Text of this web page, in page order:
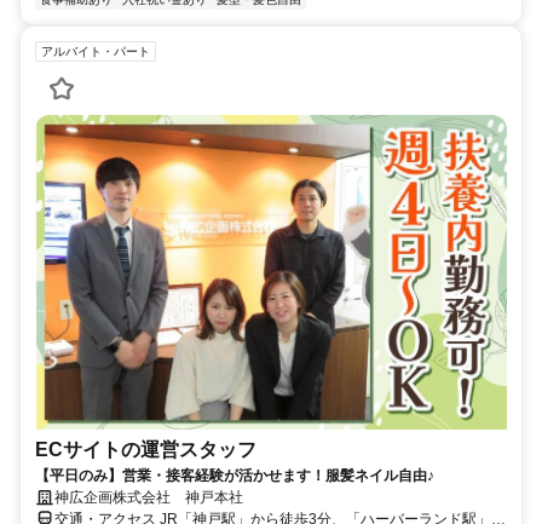
アルバイト・パート
ECサイトの運営スタッフ
【平日のみ】営業・接客経験が活かせます！服髪ネイル自由♪
神広企画株式会社 神戸本社
交通・アクセス JR「神戸駅」から徒歩3分、「ハーバーランド駅」か